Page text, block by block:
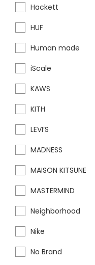
Hackett
HUF
Human made
iScale
KAWS
KITH
LEVI’S
MADNESS
MAISON KITSUNE
MASTERMIND
Neighborhood
Nike
No Brand